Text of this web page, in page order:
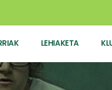
LEHIAKETA